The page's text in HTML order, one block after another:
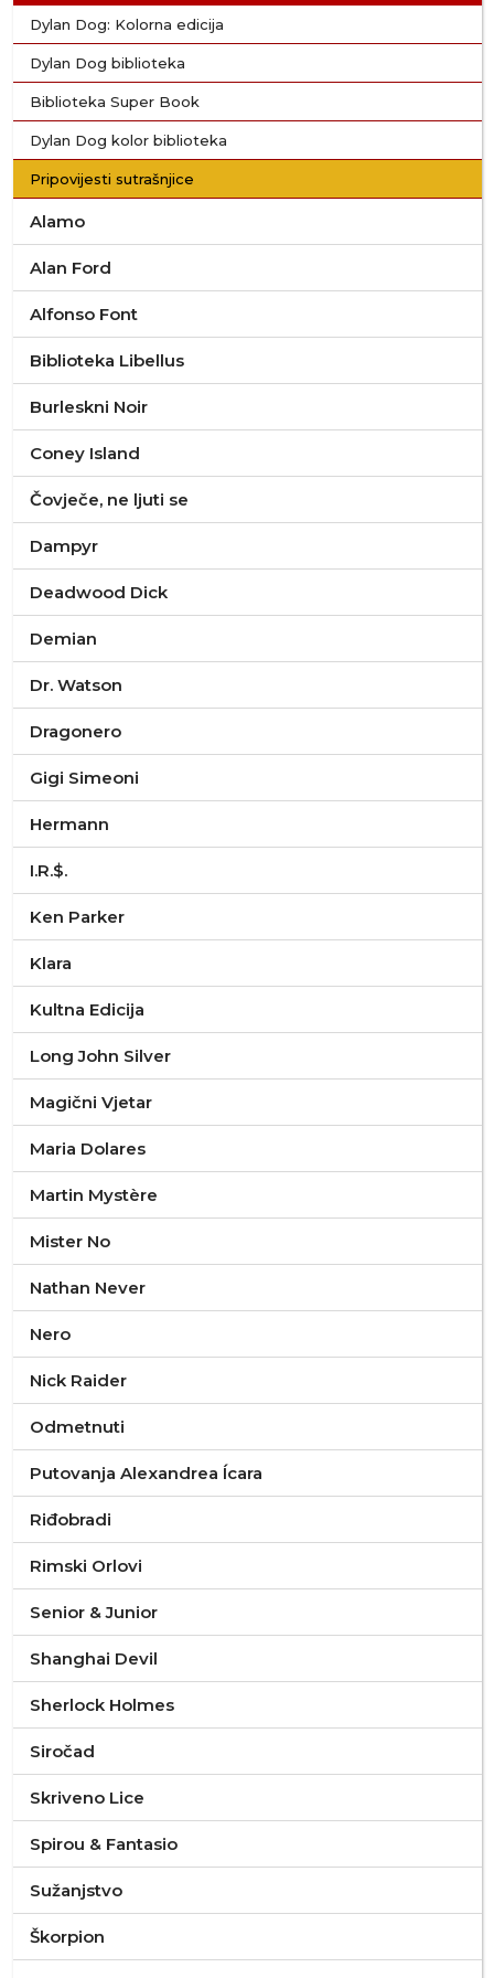
Dylan Dog: Kolorna edicija
Dylan Dog biblioteka
Biblioteka Super Book
Dylan Dog kolor biblioteka
Pripovijesti sutrašnjice
Alamo
Alan Ford
Alfonso Font
Biblioteka Libellus
Burleskni Noir
Coney Island
Čovječe, ne ljuti se
Dampyr
Deadwood Dick
Demian
Dr. Watson
Dragonero
Gigi Simeoni
Hermann
I.R.$.
Ken Parker
Klara
Kultna Edicija
Long John Silver
Magični Vjetar
Maria Dolares
Martin Mystère
Mister No
Nathan Never
Nero
Nick Raider
Odmetnuti
Putovanja Alexandrea Ícara
Riđobradi
Rimski Orlovi
Senior & Junior
Shanghai Devil
Sherlock Holmes
Siročad
Skriveno Lice
Spirou & Fantasio
Sužanjstvo
Škorpion